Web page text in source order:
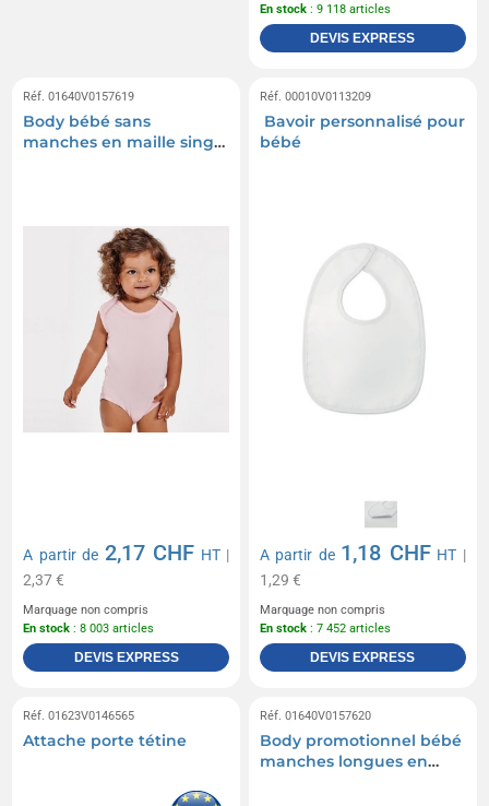
En stock : 9 118 articles
DEVIS EXPRESS
Réf. 01640V0157619
Body bébé sans
manches en maille single
A partir de 2,17 CHF HT|
2,37 €
Marquage non compris
En stock : 8 003 articles
DEVIS EXPRESS
Réf. 00010V0113209
Bavoir personnalisé pour
bébé
A partir de 1,18 CHF HT |
1,29 €
Marquage non compris
En stock : 7 452 articles
DEVIS EXPRESS
Réf. 01623V0146565
Attache porte tétine
Réf. 01640V0157620
Body promotionnel bébé
manches longues en